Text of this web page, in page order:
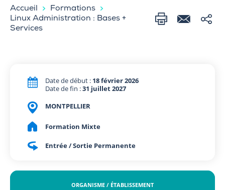
Accueil
Formations
Linux Administration : Bases +
Services
Date de début : 18 février 2026
Date de fin :31 juillet 2027
MONTPELLIER
Formation Mixte
Entrée / Sortie Permanente
ORGANISME / ÉTABLISSEMENT